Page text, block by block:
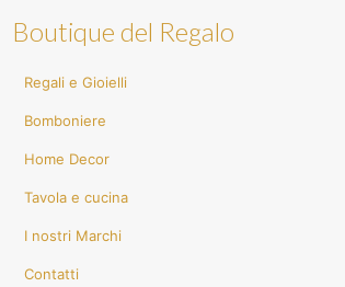
Boutique del Regalo
Regali e Gioielli
Bomboniere
Home Decor
Tavola e cucina
I nostri Marchi
Contatti